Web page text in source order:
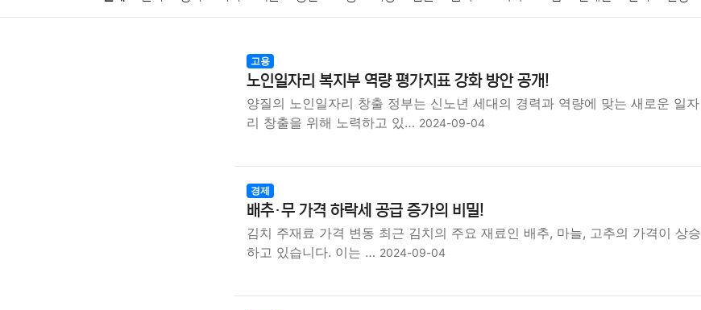
기술 종교 사회 정치 건강 의료 의학 경제
고용
노인일자리 복지부 역량 평가지표 강화 방안 공개!
양질의 노인일자리 창출 정부는 신노년 세대의 경력과 역량에 맞는 새로운 일자
리 창출을 위해 노력하고 있… 2024-09-04
경제
배추·무 가격 하락세 공급 증가의 비밀!
김치 주재료 가격 변동 최근 김치의 주요 재료인 배추, 마늘, 고추의 가격이 상승
하고 있습니다. 이는 … 2024-09-04